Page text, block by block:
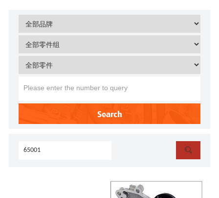
Search
